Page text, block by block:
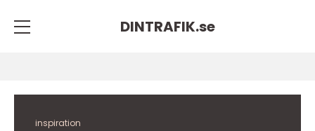
DINTRAFIK.se
inspiration